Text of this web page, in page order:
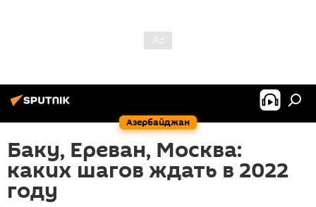
Азербайджан
Баку, Ереван, Москва:
каких шагов ждать в 2022
году